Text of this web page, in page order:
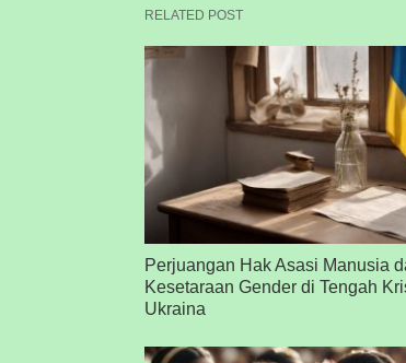
RELATED POST
Perjuangan Hak Asasi Manusia
Kesetaraan Gender di Tengah
Ukraina